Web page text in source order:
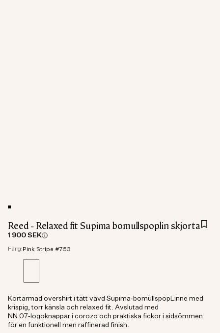
Reed - Relaxed fit Supima bomullspoplin skjorta
1 900 SEK
Färg: Pink Stripe #753
Kortärmad overshirt i tätt vävd Supima‑bomullspopLinne med
krispig, torr känsla och relaxed fit. Avslutad med
NN.07‑logoknappar i corozo och praktiska fickor i sidsömmen
för en funktionell men raffinerad finish.